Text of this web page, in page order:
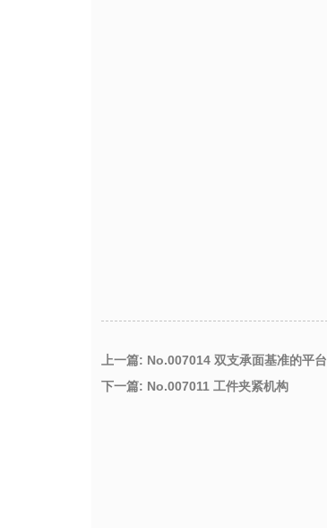
上一篇: No.007014 双支承面基准的平台
下一篇: No.007011 工件夹紧机构